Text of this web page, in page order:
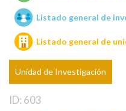
Unidades de
Listado general de
Listado general de
Unidad de Investigación
ID: 603